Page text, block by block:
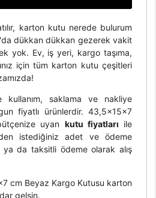
karton kutu nerede bulurum
dükkan dükkan gezerek vakit
yok. Ev, iş yeri, kargo taşıma,
için tüm karton kutu çeşitleri
kullanım, saklama ve nakliye
fiyatlı ürünlerdir. 43,5x15x7
uyan kutu fiyatları ile
istediğiniz adet ve ödeme
ya da taksitli ödeme olarak alış
cm Beyaz Kargo Kutusu karton
gelsin.